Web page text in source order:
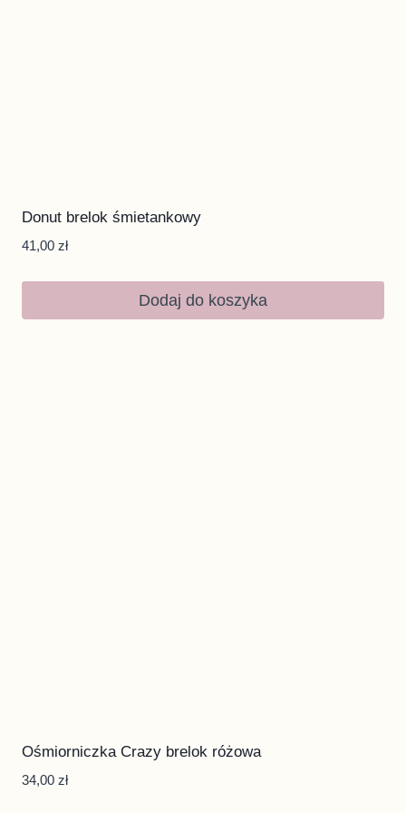
Donut brelok śmietankowy
41,00 zł
Dodaj do koszyka
Ośmiorniczka Crazy brelok różowa
34,00 zł